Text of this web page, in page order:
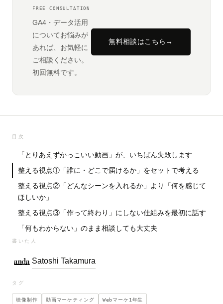
FREE CONSULTATION
GA4・データ活用
についてお悩みが
あれば、お気軽に
ご相談ください。
初回無料です。
無料相談はこちら →
目次
「とりあえずかっこいい動画」が、いちばん失敗します
整える視点①「誰に・どこで届けるか」をセットで考える
整える視点②「どんなシーンを入れるか」より「何を感じて
ほしいか」
整える視点③「作って終わり」にしない仕組みを最初に話す
「何もわからない」のまま相談しても大丈夫
書いた人
Satoshi Takamura
タグ
映像制作 動画マーケティング
Webマーケ1年生